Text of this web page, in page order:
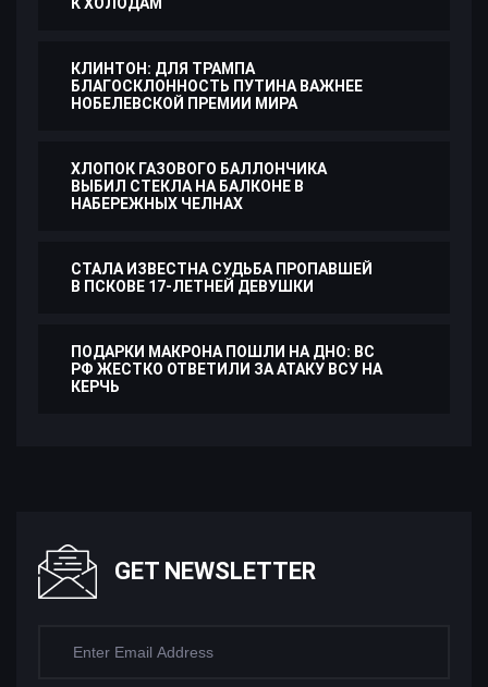
К ХОЛОДАМ
КЛИНТОН: ДЛЯ ТРАМПА
БЛАГОСКЛОННОСТЬ ПУТИНА ВАЖНЕЕ
НОБЕЛЕВСКОЙ ПРЕМИИ МИРА
ХЛОПОК ГАЗОВОГО БАЛЛОНЧИКА
ВЫБИЛ СТЕКЛА НА БАЛКОНЕ В
НАБЕРЕЖНЫХ ЧЕЛНАХ
СТАЛА ИЗВЕСТНА СУДЬБА ПРОПАВШЕЙ
В ПСКОВЕ 17-ЛЕТНЕЙ ДЕВУШКИ
ПОДАРКИ МАКРОНА ПОШЛИ НА ДНО: ВС
РФ ЖЕСТКО ОТВЕТИЛИ ЗА АТАКУ ВСУ НА
КЕРЧЬ
GET NEWSLETTER